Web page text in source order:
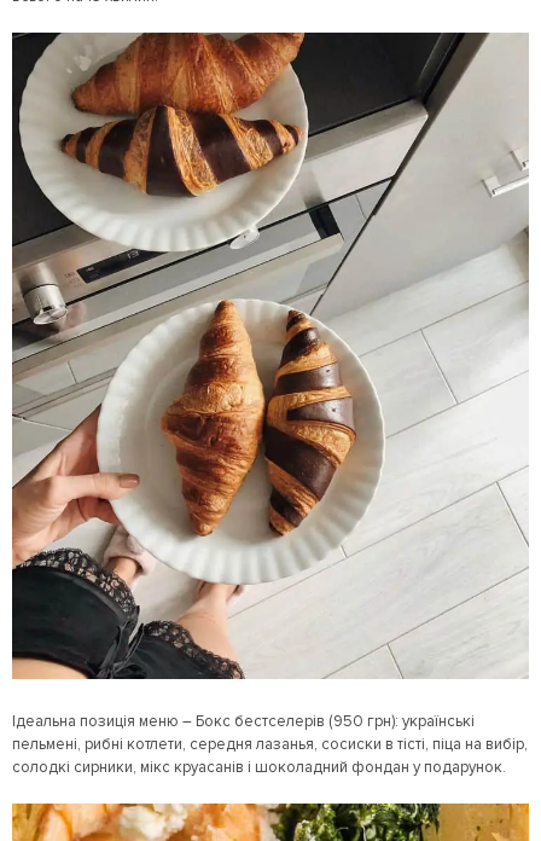
Ідеальна позиція меню – Бокс бестселерів (950 грн): українські
пельмені, рибні котлети, середня лазанья, сосиски в тісті, піца на вибір,
солодкі сирники, мікс круасанів і шоколадний фондан у подарунок.